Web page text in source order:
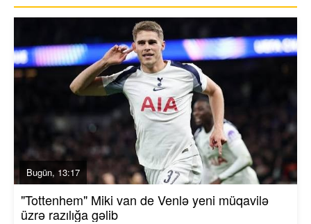
Bugün, 13:17
"Tottenhem" Miki van de Venlə yeni müqavilə
üzrə razılığa gəlib